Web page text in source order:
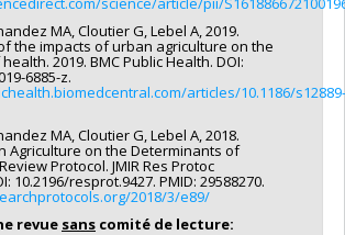
MA, Cloutier G, Lebel A, 2019.
the impacts of urban agriculture on the
2019. BMC Public Health. DOI:
6885-z.
articles/10.1186/s12889-
MA, Cloutier G, Lebel A, 2018.
Agriculture on the Determinants of
Protocol. JMIR Res Protoc
10.2196/resprot.9427. PMID: 29588270.
2018/3/e89/
revue sans comité de lecture: